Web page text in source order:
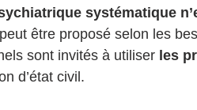
systématique
être proposé selon les
sont invités à utiliser les
d’état civil.